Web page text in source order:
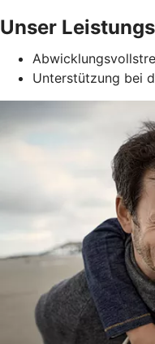
Unser
Unterstützung bei